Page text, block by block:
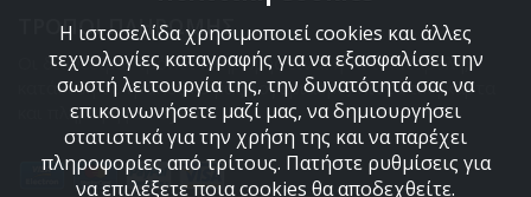
ΤΡΟΠΟΙ ΠΛΗΡΩΜΗΣ
Οι διαθέσιμοι τρόποι πληρωμής είναι η Αντικαταβολή,
κατάθεση σε τραπεζικό μας λογαριασμό, πιστωτική κάρτα
και πληρωμή με PayPal.
Η ιστοσελίδα χρησιμοποιεί cookies και άλλες
τεχνολογίες καταγραφής για να εξασφαλίσει την
σωστή λειτουργία της, την δυνατότητά σας να
επικοινωνήσετε μαζί μας, να δημιουργήσει
στατιστικά για την χρήση της και να παρέχει
πληροφορίες από τρίτους. Πατήστε ρυθμίσεις για
να επιλέξετε ποια cookies θα αποδεχθείτε.